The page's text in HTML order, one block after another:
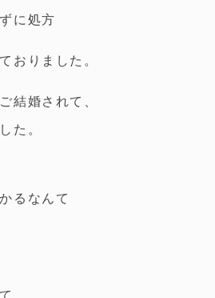
に処方
おりました。
結婚されて、
た。
るなんて